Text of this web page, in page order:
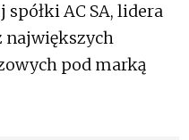
AC SA, lidera
największych
pod marką